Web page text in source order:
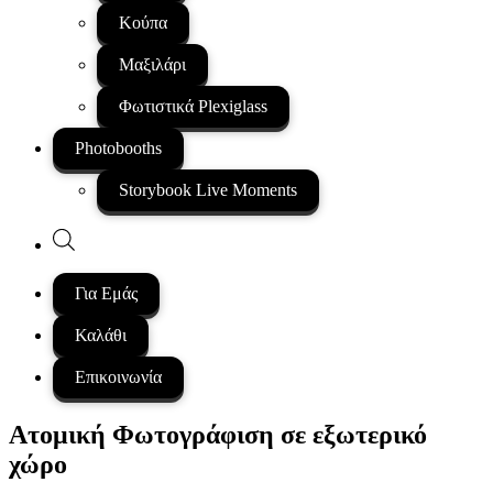
Κούπα
Μαξιλάρι
Φωτιστικά Plexiglass
Photobooths
Storybook Live Moments
search
Για Εμάς
Καλάθι
Επικοινωνία
Ατομική Φωτογράφιση σε εξωτερικό
χώρο